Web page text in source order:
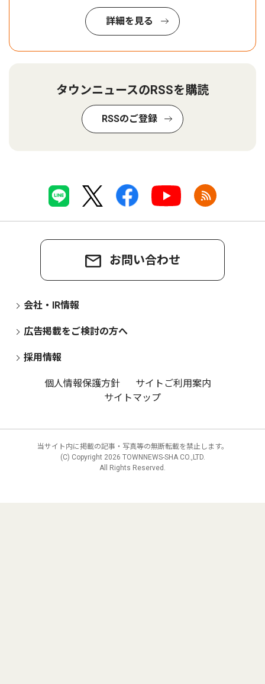
詳細を見る
タウンニュースのRSSを購読
RSSのご登録
お問い合わせ
会社・IR情報
広告掲載をご検討の方へ
採用情報
個人情報保護方針
サイトご利用案内
サイトマップ
当サイト内に掲載の記事・写真等の無断転載を禁止します。
(C) Copyright 2026 TOWNNEWS-SHA CO.,LTD.
All Rights Reserved.